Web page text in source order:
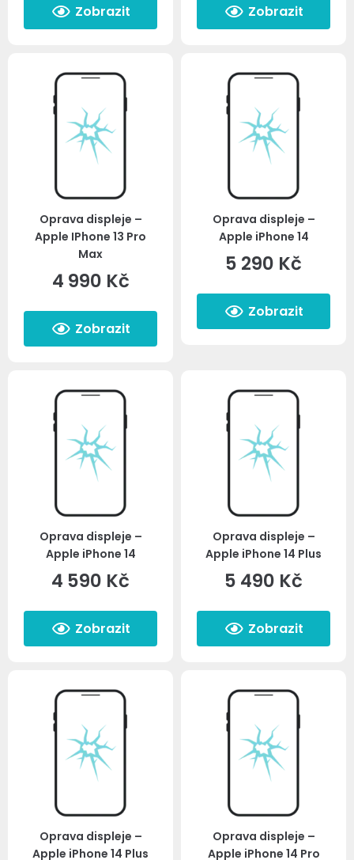
Zobrazit Zobrazit
Oprava displeje –
Apple IPhone 13 Pro
Max
4 990 Kč
Zobrazit
Oprava displeje –
Apple iPhone 14
5 290 Kč
Zobrazit
Oprava displeje –
Apple iPhone 14
4 590 Kč
Zobrazit
Oprava displeje –
Apple iPhone 14 Plus
5 490 Kč
Zobrazit
Oprava displeje –
Apple iPhone 14 Plus
Oprava displeje –
Apple iPhone 14 Pro